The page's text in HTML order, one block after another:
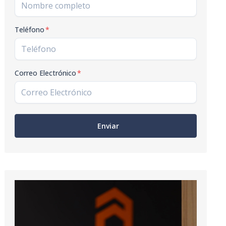
Teléfono*
Correo Electrónico*
Enviar